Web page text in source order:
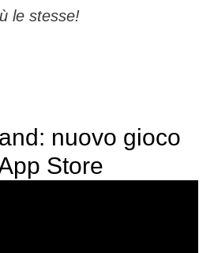
le stesse!
nuovo gioco
Store